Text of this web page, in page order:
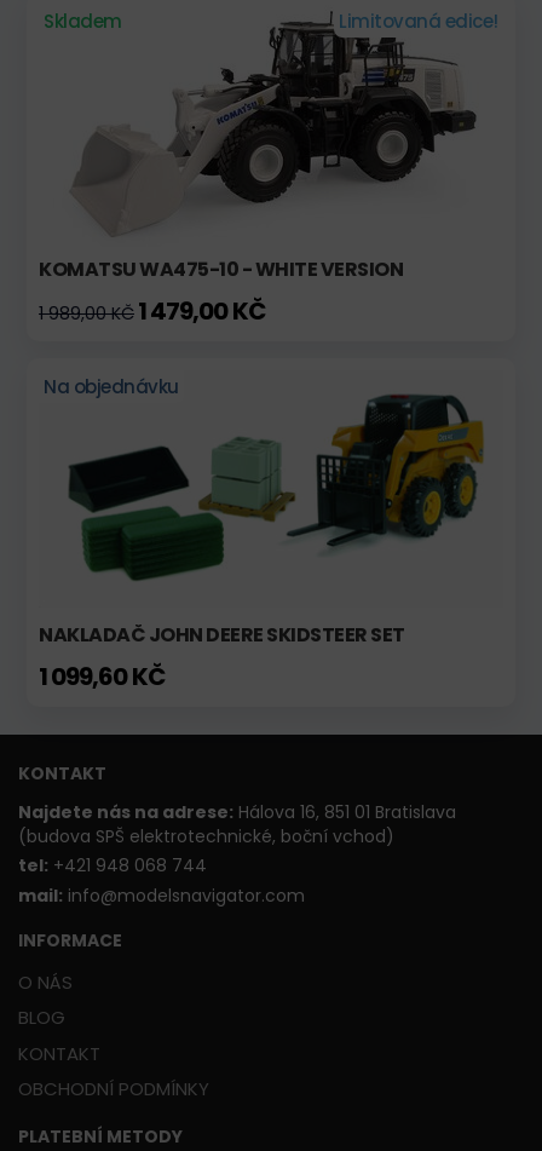
Skladem Limitovaná edice!
KOMATSU WA475-10 - WHITE VERSION
1 989,00 KČ 1 479,00 KČ
Na objednávku
NAKLADAČ JOHN DEERE SKIDSTEER SET
1 099,60 KČ
KONTAKT
Najdete nás na adrese: Hálova 16, 851 01 Bratislava
(budova SPŠ elektrotechnické, boční vchod)
tel: +421 948 068 744
mail: info@modelsnavigator.com
INFORMACE
O NÁS
BLOG
KONTAKT
OBCHODNÍ PODMÍNKY
PLATEBNÍ METODY